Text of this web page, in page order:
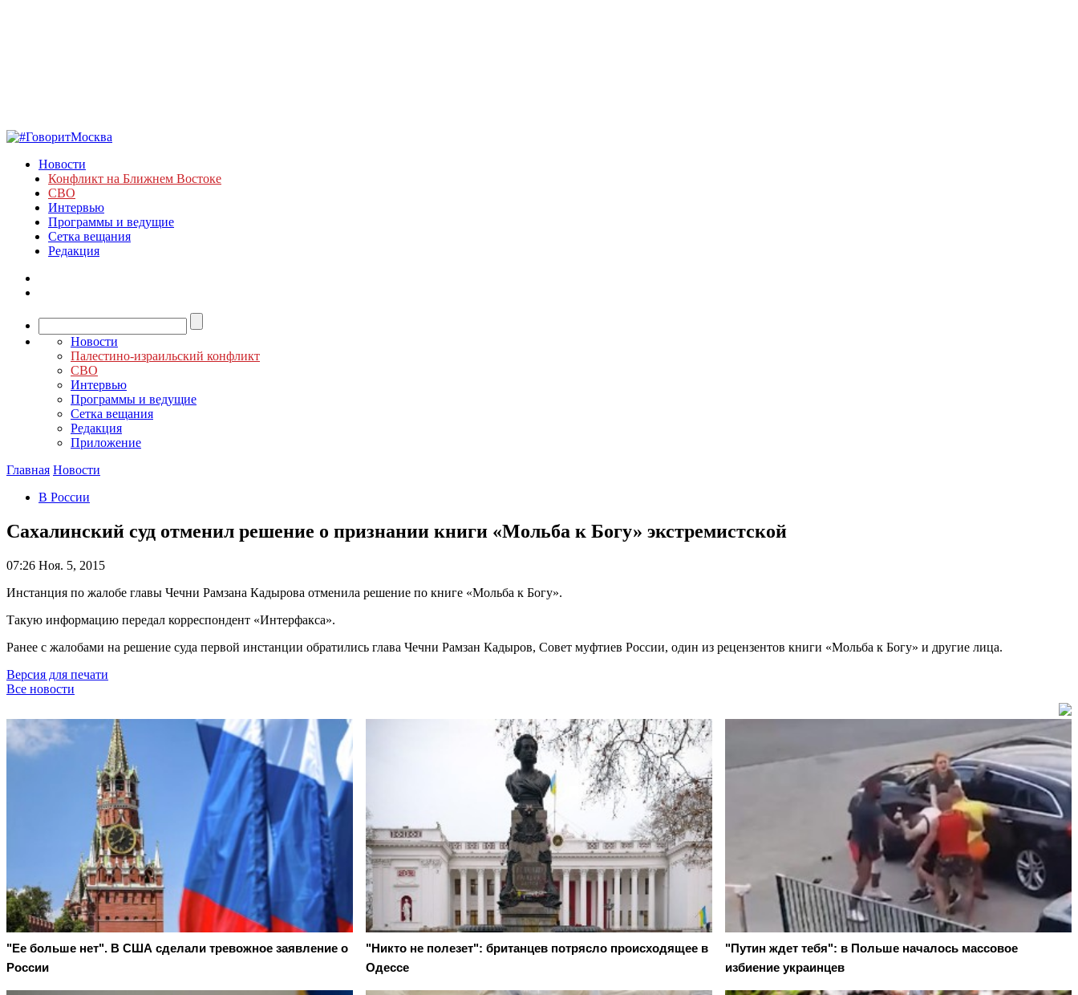
Новости
Конфликт на Ближнем Востоке
СВО
Интервью
Программы и ведущие
Сетка вещания
Редакция
Новости
Палестино-израильский конфликт
СВО
Интервью
Программы и ведущие
Сетка вещания
Редакция
Приложение
Главная Новости
В России
Сахалинский суд отменил решение о признании книги «Мольба к Богу» экстремистской
07:26 Ноя. 5, 2015
Инстанция по жалобе главы Чечни Рамзана Кадырова отменила решение по книге «Мольба к Богу».
Такую информацию передал корреспондент «Интерфакса».
Ранее с жалобами на решение суда первой инстанции обратились глава Чечни Рамзан Кадыров, Совет муфтиев России, один из рецензентов книги «Мольба к Богу» и другие лица.
Версия для печати
Все новости
"Ее больше нет". В США сделали тревожное заявление о
России
"Никто не полезет": британцев потрясло происходящее в
Одессе
"Путин ждет тебя": в Польше началось массовое
избиение украинцев